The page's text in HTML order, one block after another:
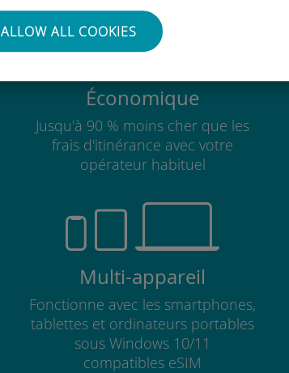
ALLOW ALL COOKIES
Économique
Jusqu'à 90 % moins cher que les
frais d'itinérance avec votre
opérateur habituel
Multi-appareil
Fonctionne avec les smartphones,
tablettes et ordinateurs portables
sous Windows 10/11
compatibles eSIM